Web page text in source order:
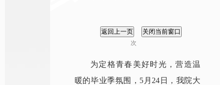
次
为定格青春美好时光，营造温
暖的毕业季氛围，5月24日，我院大